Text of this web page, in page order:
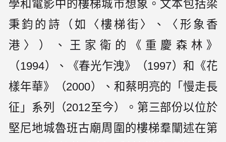
學和電影中的樓梯城市想象。文本包括梁
秉鈞的詩（如〈樓梯街〉、〈形象香
港〉）、王家衛的《重慶森林》
（1994）、《春光乍洩》（1997）和《花
樣年華》（2000）、和蔡明亮的「慢走長
征」系列（2012至今）。第三部份以位於
堅尼地城魯班古廟周圍的樓梯羣闡述在第